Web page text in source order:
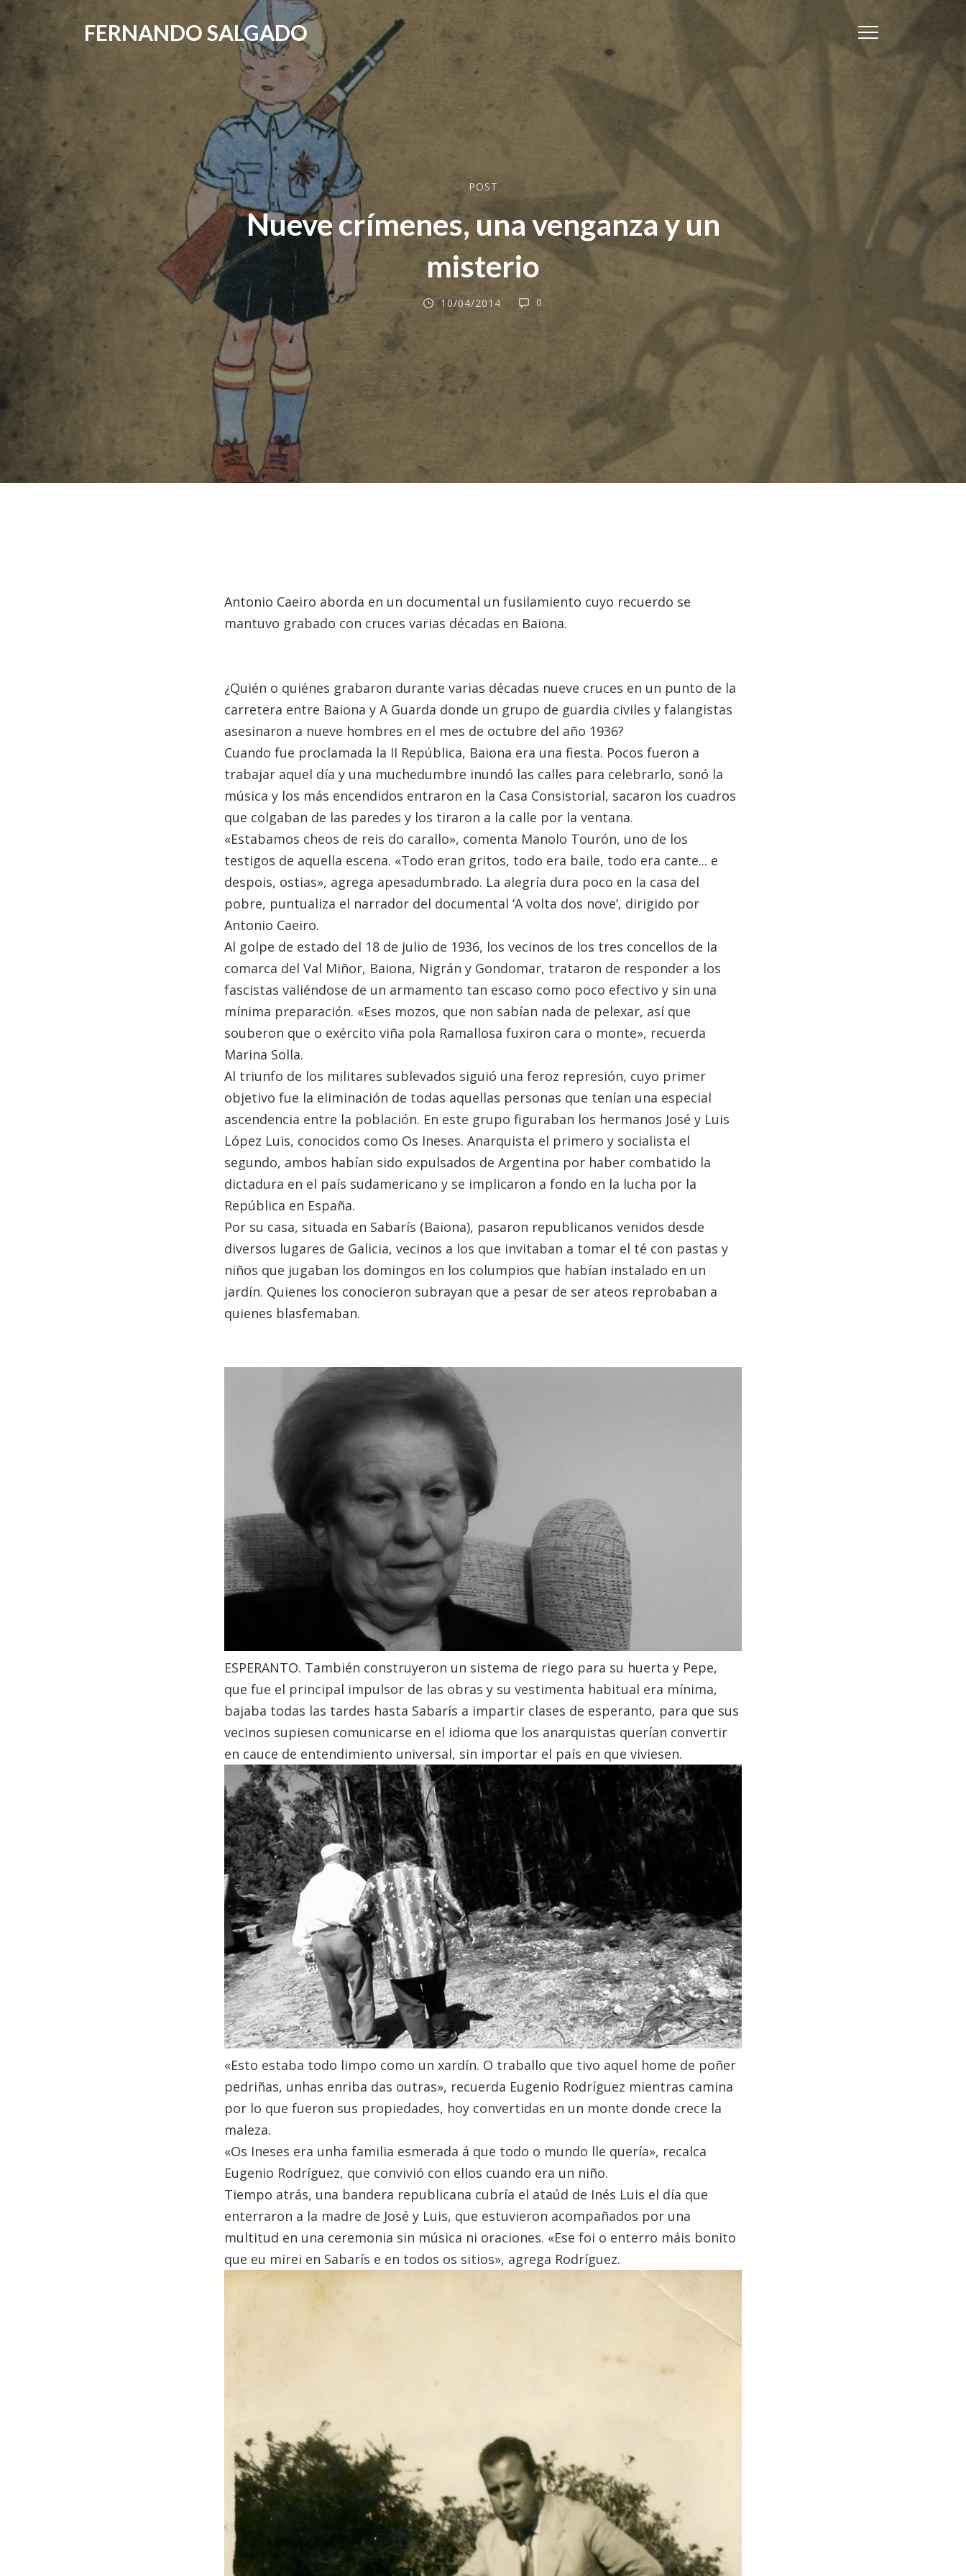
FERNANDO SALGADO
POST
Nueve crímenes, una venganza y un
misterio
10/04/2014 0
Antonio Caeiro aborda en un documental un fusilamiento cuyo recuerdo se
mantuvo grabado con cruces varias décadas en Baiona.
¿Quién o quiénes grabaron durante varias décadas nueve cruces en un punto de la
carretera entre Baiona y A Guarda donde un grupo de guardia civiles y falangistas
asesinaron a nueve hombres en el mes de octubre del año 1936?
Cuando fue proclamada la II República, Baiona era una fiesta. Pocos fueron a
trabajar aquel día y una muchedumbre inundó las calles para celebrarlo, sonó la
música y los más encendidos entraron en la Casa Consistorial, sacaron los cuadros
que colgaban de las paredes y los tiraron a la calle por la ventana.
«Estabamos cheos de reis do carallo», comenta Manolo Tourón, uno de los
testigos de aquella escena. «Todo eran gritos, todo era baile, todo era cante... e
despois, ostias», agrega apesadumbrado. La alegría dura poco en la casa del
pobre, puntualiza el narrador del documental ‘A volta dos nove’, dirigido por
Antonio Caeiro.
Al golpe de estado del 18 de julio de 1936, los vecinos de los tres concellos de la
comarca del Val Miñor, Baiona, Nigrán y Gondomar, trataron de responder a los
fascistas valiéndose de un armamento tan escaso como poco efectivo y sin una
mínima preparación. «Eses mozos, que non sabían nada de pelexar, así que
souberon que o exército viña pola Ramallosa fuxiron cara o monte», recuerda
Marina Solla.
Al triunfo de los militares sublevados siguió una feroz represión, cuyo primer
objetivo fue la eliminación de todas aquellas personas que tenían una especial
ascendencia entre la población. En este grupo figuraban los hermanos José y Luis
López Luis, conocidos como Os Ineses. Anarquista el primero y socialista el
segundo, ambos habían sido expulsados de Argentina por haber combatido la
dictadura en el país sudamericano y se implicaron a fondo en la lucha por la
República en España.
Por su casa, situada en Sabarís (Baiona), pasaron republicanos venidos desde
diversos lugares de Galicia, vecinos a los que invitaban a tomar el té con pastas y
niños que jugaban los domingos en los columpios que habían instalado en un
jardín. Quienes los conocieron subrayan que a pesar de ser ateos reprobaban a
quienes blasfemaban.
ESPERANTO. También construyeron un sistema de riego para su huerta y Pepe,
que fue el principal impulsor de las obras y su vestimenta habitual era mínima,
bajaba todas las tardes hasta Sabarís a impartir clases de esperanto, para que sus
vecinos supiesen comunicarse en el idioma que los anarquistas querían convertir
en cauce de entendimiento universal, sin importar el país en que viviesen.
«Esto estaba todo limpo como un xardín. O traballo que tivo aquel home de poñer
pedriñas, unhas enriba das outras», recuerda Eugenio Rodríguez mientras camina
por lo que fueron sus propiedades, hoy convertidas en un monte donde crece la
maleza.
«Os Ineses era unha familia esmerada á que todo o mundo lle quería», recalca
Eugenio Rodríguez, que convivió con ellos cuando era un niño.
Tiempo atrás, una bandera republicana cubría el ataúd de Inés Luis el día que
enterraron a la madre de José y Luis, que estuvieron acompañados por una
multitud en una ceremonia sin música ni oraciones. «Ese foi o enterro máis bonito
que eu mirei en Sabarís e en todos os sitios», agrega Rodríguez.